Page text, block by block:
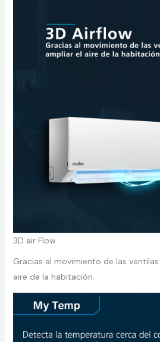
3D air Flow
Gracias al movimiento de las
aire de la habitación.